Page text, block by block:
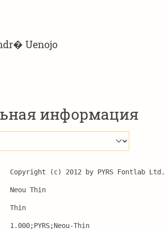
Uenojo
информация
Copyright (c) 2012 by PYRS Fontlab
Neou Thin
Thin
1.000;PYRS;Neou-Thin